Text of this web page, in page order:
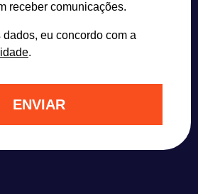
receber comunicações.
eu concordo com a
.
ENVIAR